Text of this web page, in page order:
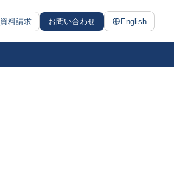
資料請求 お問い合わせ English